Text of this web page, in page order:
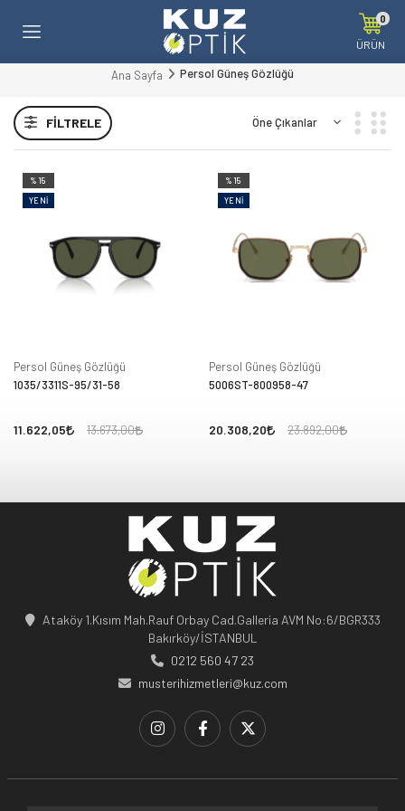
0
ÜRÜN
Ana Sayfa Persol Güneş Gözlüğü
FILTRELE
%15
YENI
Persol Güneş Gözlüğü
1035/3311S-95/31-58
11.622,05 13.673,00
%15
YENI
Persol Güneş Gözlüğü
5006ST-800958-47
20.308,20 23.892,00
Ataköy 1.Kısım Mah.Rauf Orbay Cad.Galleria AVM No:6/BGR333
Bakırköy/İSTANBUL
0212 560 47 23
musterihizmetleri@kuz.com